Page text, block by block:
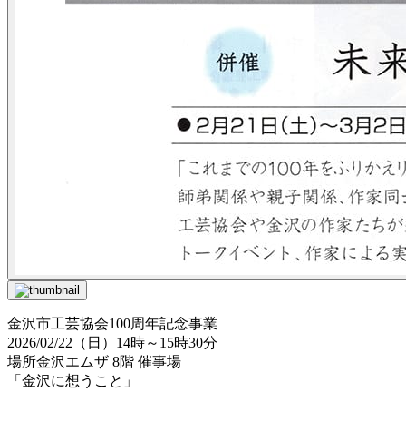
金沢市工芸協会100周年記念事業
2026/02/22（日）14時～15時30分
場所金沢エムザ 8階 催事場
「金沢に想うこと」